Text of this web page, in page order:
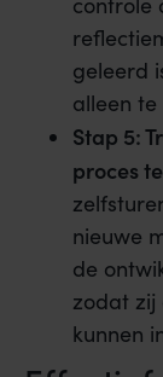
geleerd
alleen
Stap 5:
proces
nieuwe
de
zodat
kunnen